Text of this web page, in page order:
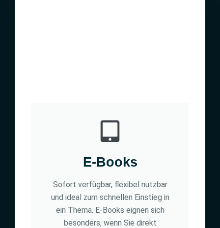
E-Books
Sofort verfügbar, flexibel nutzbar
und ideal zum schnellen Einstieg in
ein Thema. E-Books eignen sich
besonders, wenn Sie direkt